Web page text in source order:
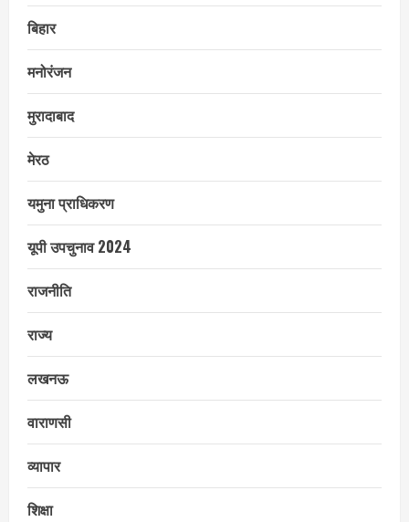
बिहार
मनोरंजन
मुरादाबाद
मेरठ
यमुना प्राधिकरण
यूपी उपचुनाव 2024
राजनीति
राज्य
लखनऊ
वाराणसी
व्यापार
शिक्षा